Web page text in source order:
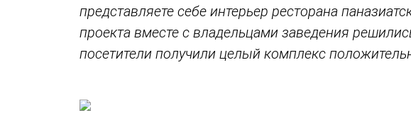
представляете себе интерьер ресторана
проекта вместе с владельцами заведения
посетители получили целый комплекс